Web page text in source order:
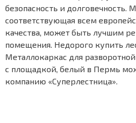
безопасность и долговечность.
соответствующая всем
качества, может быть лучшим
помещения. Недорого купить
Металлокаркас для
с площадкой, белый в Пермь
компанию «Суперлестница».